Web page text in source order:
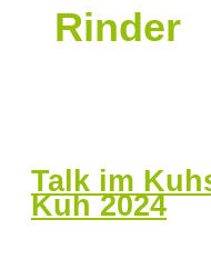
Rinder
Talk im
Kuh 2024